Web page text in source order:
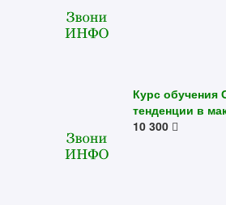
Курс обучения
тенденции в
10 300